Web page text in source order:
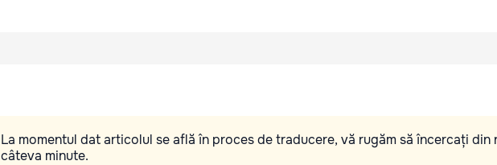
La momentul dat articolul se află în proces de traducere, vă rugăm să încercați din
câteva minute.